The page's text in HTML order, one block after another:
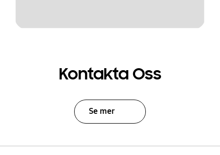
Kontakta Oss
Se mer